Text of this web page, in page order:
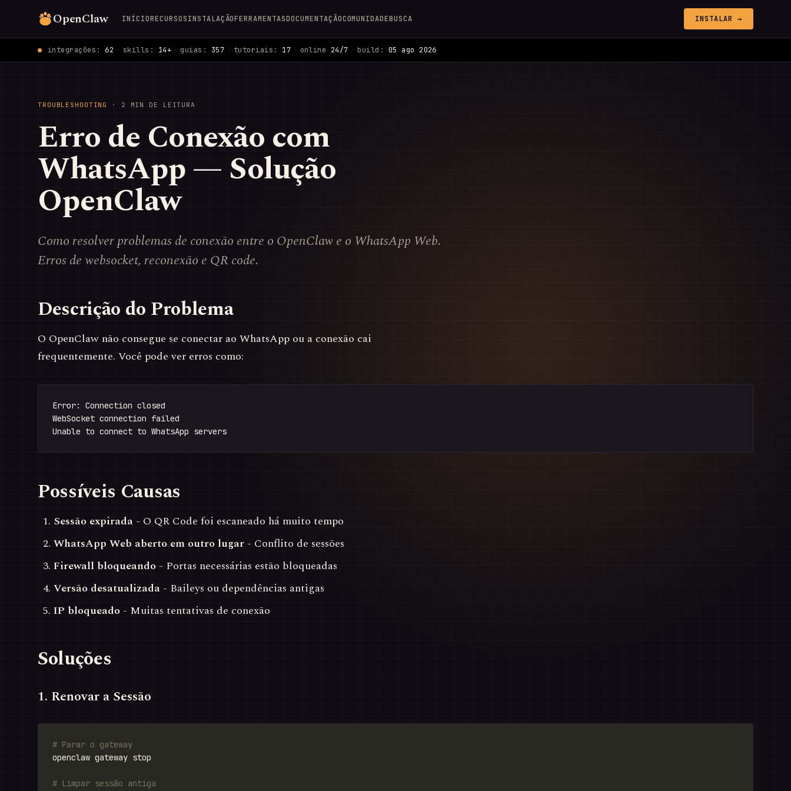
OpenClaw INÍCIORECURSOSINSTALAÇÃOFERRAMENTASDOCUMENTAÇÃOCOMUNIDADEBUSCA INSTALAR →
integrações: 62 · skills: 14+ · guias: 357 · tutoriais: 17 · online 24/7 · build: 05 ago 2026
TROUBLESHOOTING · 2 MIN DE LEITURA
Erro de Conexão com
WhatsApp — Solução
OpenClaw
Como resolver problemas de conexão entre o OpenClaw e o WhatsApp Web.
Erros de websocket, reconexão e QR code.
Descrição do Problema
O OpenClaw não consegue se conectar ao WhatsApp ou a conexão cai
frequentemente. Você pode ver erros como:
Error: Connection closed
WebSocket connection failed
Possíveis Causas
Sessão expirada - O QR Code foi escaneado há muito tempo
WhatsApp Web aberto em outro lugar - Conflito de sessões
Firewall bloqueando - Portas necessárias estão bloqueadas
Versão desatualizada - Baileys ou dependências antigas
IP bloqueado - Muitas tentativas de conexão
Soluções
1. Renovar a Sessão
# Parar o gateway
# Limpar sessão antiga